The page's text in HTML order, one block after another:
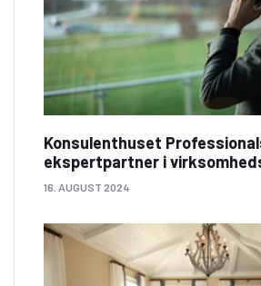
Konsulenthuset
ekspertpartner i
16. AUGUST 2024